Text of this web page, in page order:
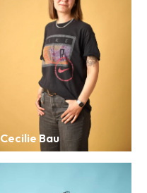
Cecilie Bau